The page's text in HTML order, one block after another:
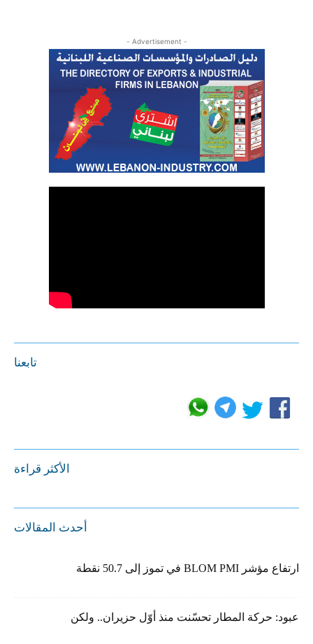
- Advertisement -
تابعنا
الأكثر قراءة
أحدث المقالات
ارتفاع مؤشر BLOM PMI في تموز إلى 50.7 نقطة
عبود: حركة المطار تحسّنت منذ أوّل حزيران.. ولكن